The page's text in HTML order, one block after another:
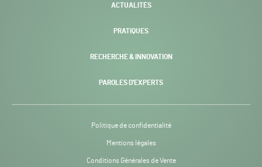
ACTUALITÉS
PRATIQUES
RECHERCHE & INNOVATION
PAROLES D’EXPERTS
Politique de confidentialité
Mentions légales
Conditions Générales de Vente